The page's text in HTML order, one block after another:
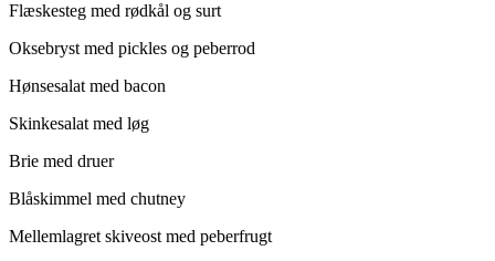
Flæskesteg med rødkål og surt
Oksebryst med pickles og peberrod
Hønsesalat med bacon
Skinkesalat med løg
Brie med druer
Blåskimmel med chutney
Mellemlagret skiveost med peberfrugt